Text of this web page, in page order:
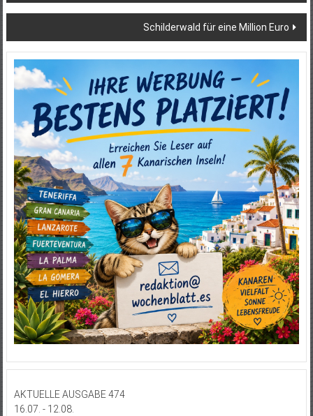
Schilderwald für eine Million Euro
AKTUELLE AUSGABE 474
16.07. - 12.08.